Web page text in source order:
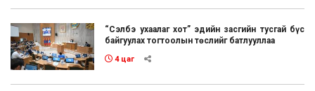
“Сэлбэ ухаалаг хот” эдийн засгийн тусгай бүс
байгуулах тогтоолын төслийг батлууллаа
4 цаг